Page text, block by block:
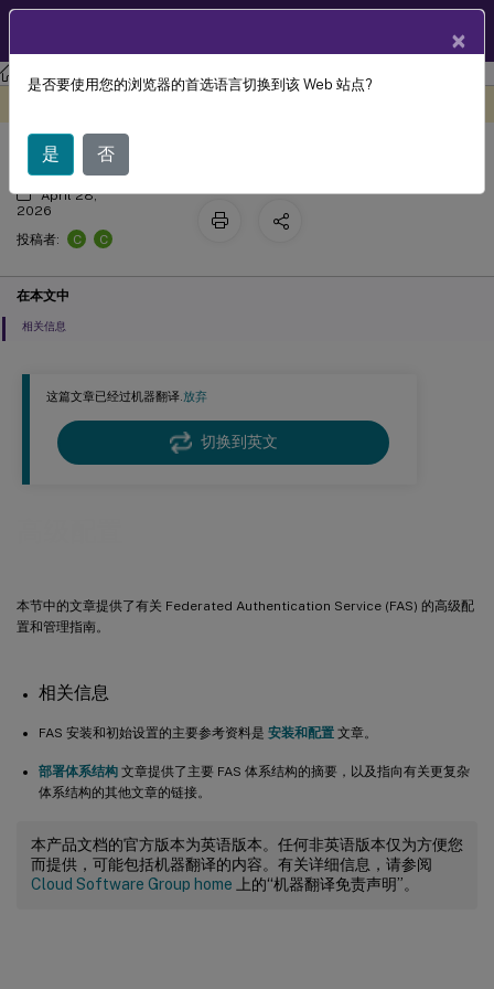
联合身份验证服务 联合身份验证服务
这篇文章已经过机器翻译.放弃
切换到英文
本节中的文章提供了有关 Federated Authentication Service (FAS) 的高级配
置和管理指南。
相关信息
FAS 安装和初始设置的主要参考资料是 安装和配置 文章。
部署体系结构 文章提供了主要 FAS 体系结构的摘要，以及指向有关更复杂
体系结构的其他文章的链接。
本产品文档的官方版本为英语版本。任何非英语版本仅为方便您
而提供，可能包括机器翻译的内容。有关详细信息，请参阅
Cloud Software Group home 上的“机器翻译免责声明”。
高级配置
April 28,
2026
投稿者:
C C
在本文中
相关信息
×
是否要使用您的浏览器的首选语言切换到该 Web 站点?
是 否